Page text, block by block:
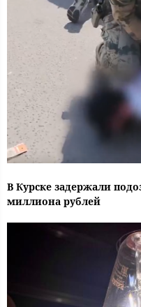
В Курске задержали
миллиона рублей